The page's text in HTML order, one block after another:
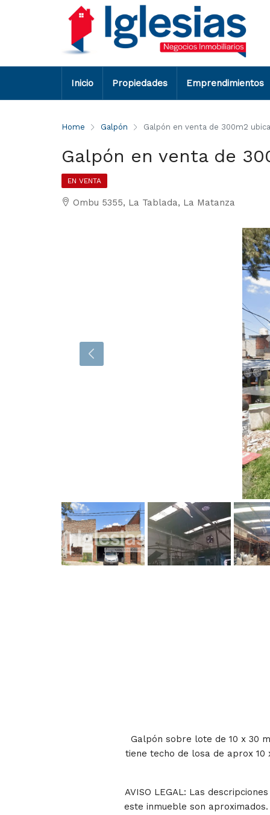
Inicio Propiedades Emprendimientos
Home Galpón Galpón en venta de 300m2
Galpón en venta de
EN VENTA
Ombu 5355, La Tablada, La Matanza
Galpón sobre lote de 10 x 30
tiene techo de losa de aprox
AVISO LEGAL: Las
este inmueble son